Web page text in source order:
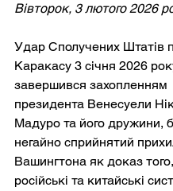
Вівторок, 3 лютого 2026
Удар Сполучених Штатів
Каракасу 3 січня 2026
завершився захопленням
президента Венесуели
Мадуро та його дружини,
негайно сприйнятий
Вашингтона як доказ
російські та китайські